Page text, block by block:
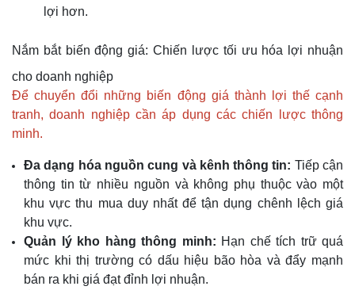
lợi hơn.
Nắm bắt biến động giá: Chiến lược tối ưu hóa lợi nhuận
cho doanh nghiệp
Để chuyển đổi những biến động giá thành lợi thế cạnh
tranh, doanh nghiệp cần áp dụng các chiến lược thông
minh.
Đa dạng hóa nguồn cung và kênh thông tin: Tiếp cận
thông tin từ nhiều nguồn và không phụ thuộc vào một
khu vực thu mua duy nhất để tận dụng chênh lệch giá
khu vực.
Quản lý kho hàng thông minh: Hạn chế tích trữ quá
mức khi thị trường có dấu hiệu bão hòa và đẩy mạnh
bán ra khi giá đạt đỉnh lợi nhuận.